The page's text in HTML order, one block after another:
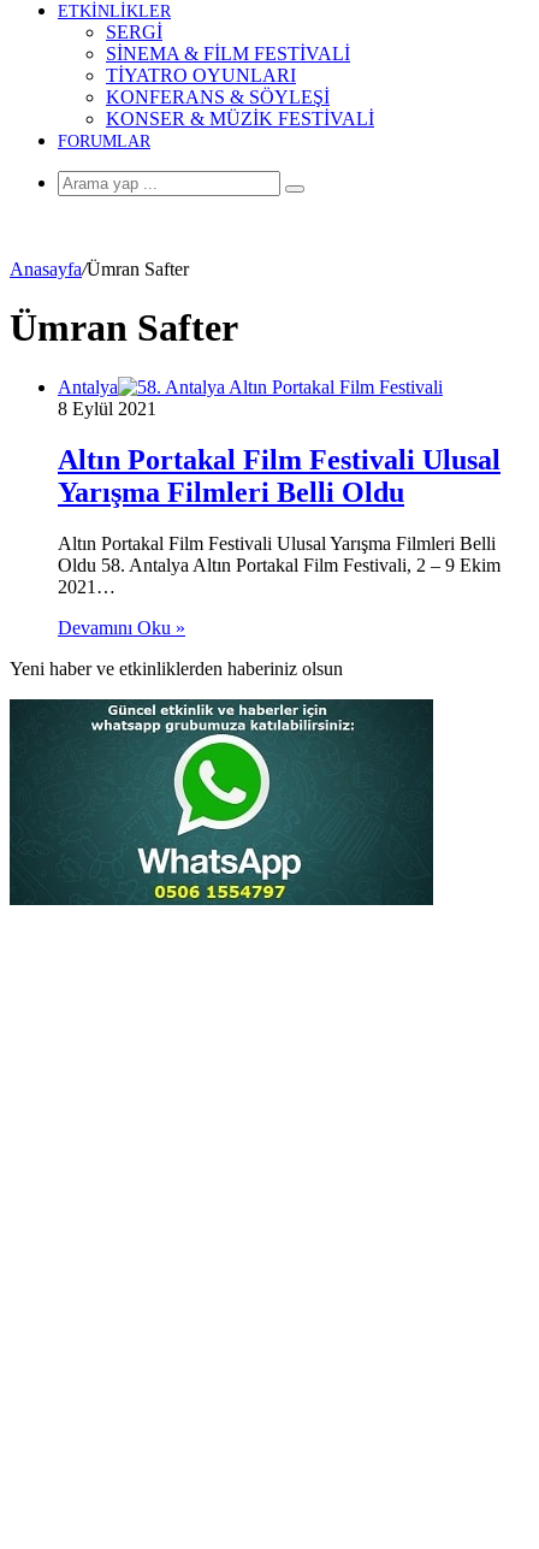
ETKİNLİKLER
SERGİ
SİNEMA & FİLM FESTİVALİ
TİYATRO OYUNLARI
KONFERANS & SÖYLEŞİ
KONSER & MÜZİK FESTİVALİ
FORUMLAR
Arama
Anasayfa/Ümran Safter
Ümran Safter
Antalya
8 Eylül 2021
Altın Portakal Film Festivali Ulusal
Yarışma Filmleri Belli Oldu
Altın Portakal Film Festivali Ulusal Yarışma Filmleri Belli
Oldu 58. Antalya Altın Portakal Film Festivali, 2 – 9 Ekim
2021…
Devamını Oku »
Yeni haber ve etkinliklerden haberiniz olsun